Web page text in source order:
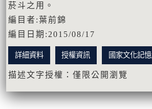
菸斗之用。
編目者:葉前錦
編目日期:2015/08/17
詳細資料 授權資訊 國家文化記
描述文字授權：僅限公開瀏覽